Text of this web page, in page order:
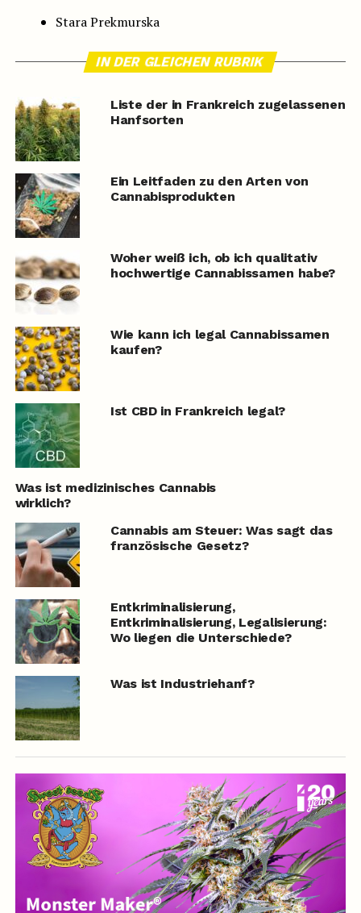
Stara Prekmurska
IN DER GLEICHEN RUBRIK
Liste der in Frankreich zugelassenen
Hanfsorten
Ein Leitfaden zu den Arten von
Cannabisprodukten
Woher weiß ich, ob ich qualitativ
hochwertige Cannabissamen habe?
Wie kann ich legal Cannabissamen
kaufen?
Ist CBD in Frankreich legal?
Was ist medizinisches Cannabis
wirklich?
Cannabis am Steuer: Was sagt das
französische Gesetz?
Entkriminalisierung,
Entkriminalisierung, Legalisierung:
Wo liegen die Unterschiede?
Was ist Industriehanf?